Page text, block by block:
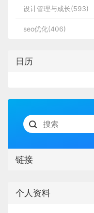
设计管理与成长(593)
seo优化(406)
日历
链接
个人资料